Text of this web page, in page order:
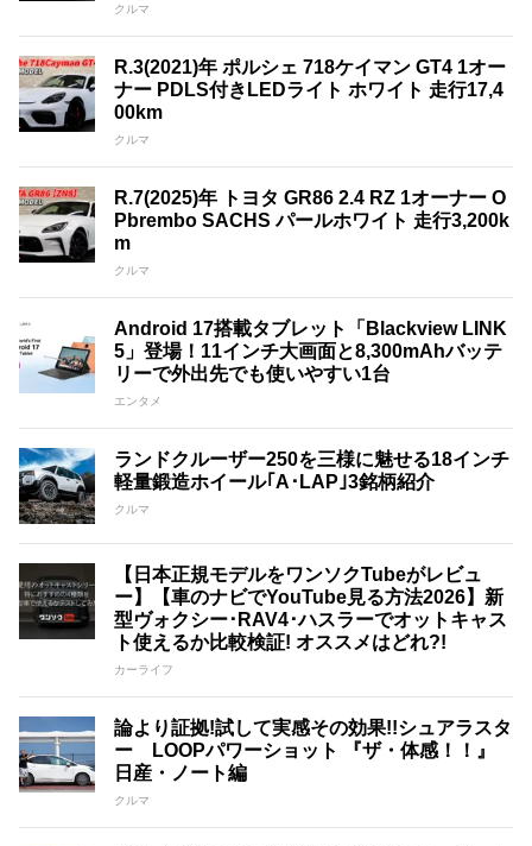
クルマ
R.3(2021)年 ポルシェ 718ケイマン GT4 1オー
ナー PDLS付きLEDライト ホワイト 走行17,4
00km
クルマ
R.7(2025)年 トヨタ GR86 2.4 RZ 1オーナー O
Pbrembo SACHS パールホワイト 走行3,200k
m
クルマ
Android 17搭載タブレット「Blackview LINK
5」登場！11インチ大画面と8,300mAhバッテ
リーで外出先でも使いやすい1台
エンタメ
ランドクルーザー250を三様に魅せる18インチ
軽量鍛造ホイール｢A･LAP｣3銘柄紹介
クルマ
【日本正規モデルをワンソクTubeがレビュ
ー】【車のナビでYouTube見る方法2026】新
型ヴォクシー･RAV4･ハスラーでオットキャス
ト使えるか比較検証! オススメはどれ?!
カーライフ
論より証拠!試して実感その効果!!シュアラスタ
ー LOOPパワーショット 『ザ・体感！！』
日産・ノート編
クルマ